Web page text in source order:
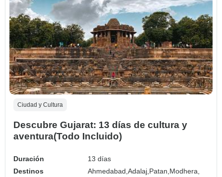
Ciudad y Cultura
Descubre Gujarat: 13 días de cultura y
aventura(Todo Incluido)
Duración
13 días
Destinos
Ahmedabad,Adalaj, Patan, Modhera,